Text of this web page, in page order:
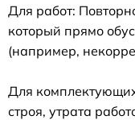
Для работ:
который прямо
(например,
Для
строя, утрата